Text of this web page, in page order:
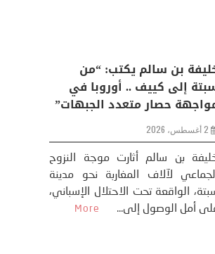
بالضيافي يكتب حول:
المناخية: اكثر من
طبيعية .. تحول اجتماعي
( مقاربة
)
23 يوليو، 2026
منذر بالضيافي بدأت قصتي مع
المناخية ” المتطرفة”، منذ